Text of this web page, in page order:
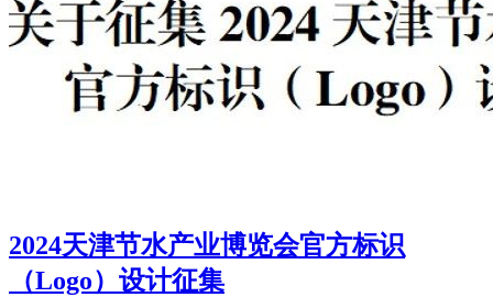
2024天津节水产业博览会官方标识
（Logo）设计征集